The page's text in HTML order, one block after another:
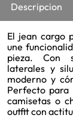
Descripcion
El jean cargo
une
pieza. Con
laterales y
moderno y
Perfecto para
camisetas o
outfit con